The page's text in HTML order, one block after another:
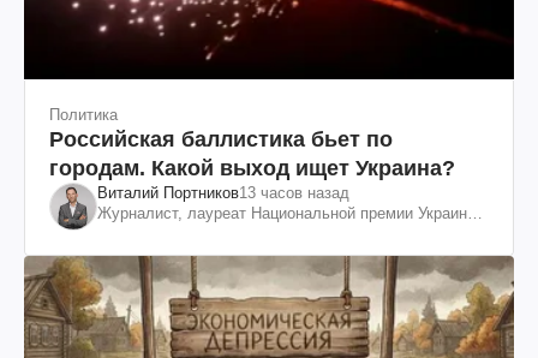
Политика
Российская баллистика бьет по
городам. Какой выход ищет Украина?
Виталий Портников13 часов назад
Журналист, лауреат Национальной премии Украины